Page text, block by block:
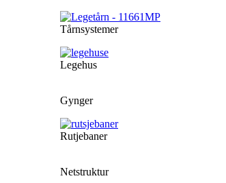
Tårnsystemer
Legehus
Gynger
Rutjebaner
Netstruktur